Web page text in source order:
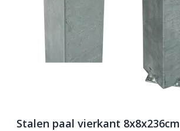
Stalen paal vierkant 8x8x236cm